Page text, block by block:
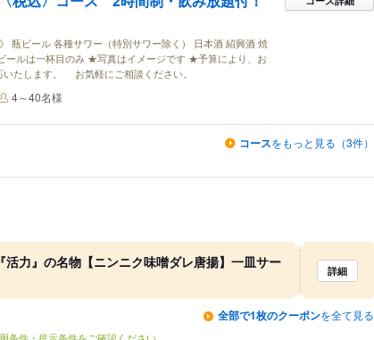
瓶ビール 各種サワー（特別サワー除く） 日本酒 紹興酒 焼
ールは一杯目のみ ★写真はイメージです ★予算により、お
いたします。 お気軽にご相談ください。
4～40名様
コースをもっと見る（3件）
力』の名物【ニンニク味噌ダレ唐揚】一皿サー
詳細
全部で1枚のクーポンを全て見る